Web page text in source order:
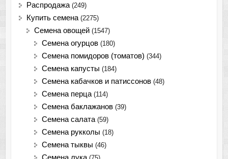
Распродажа (249)
Купить семена (2275)
Семена овощей (1547)
Семена огурцов (180)
Семена помидоров (томатов) (344)
Семена капусты (184)
Семена кабачков и патиссонов (48)
Семена перца (114)
Семена баклажанов (39)
Семена салата (59)
Семена рукколы (18)
Семена тыквы (46)